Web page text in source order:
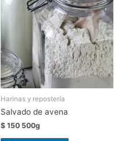
Harinas y repostería
Salvado de avena
$ 150 500g